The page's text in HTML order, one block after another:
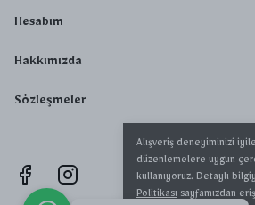
Alışveriş deneyiminizi
düzenlemelere uygun
kullanıyoruz. Detaylı
Politikası sayfamızdan
Hesabım
Hakkımızda
Sözleşmeler